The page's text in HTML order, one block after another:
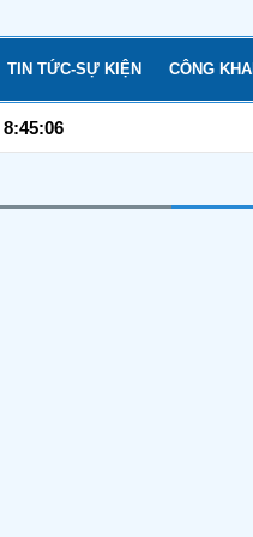
TIN TỨC-SỰ KIỆN CÔNG KHAI
8:45:06